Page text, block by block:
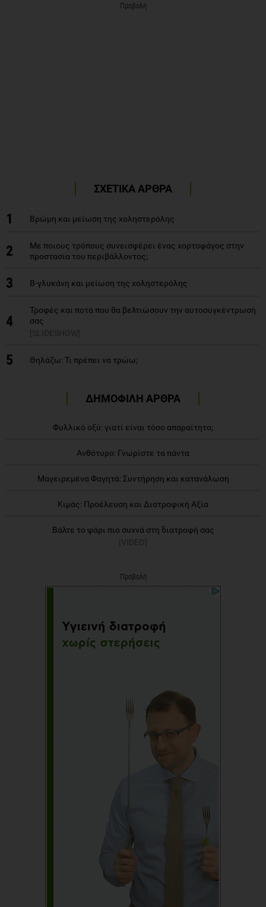
Προβολή
ΣΧΕΤΙΚΑ ΑΡΘΡΑ
1 Βρώμη και μείωση της χοληστερόλης
2
Με ποιους τρόπους συνεισφέρει ένας χορτοφάγος στην
προστασία του περιβάλλοντος;
3 Β-γλυκάνη και μείωση της χοληστερόλης
4
Τροφές και ποτά που θα βελτιώσουν την αυτοσυγκέντρωσή
σας
[SLIDESHOW]
5 Θηλάζω: Τι πρέπει να τρώω;
ΔΗΜΟΦΙΛΗ ΑΡΘΡΑ
Φυλλικό οξύ: γιατί είναι τόσο απαραίτητο;
Ανθότυρο: Γνωρίστε τα πάντα
Μαγειρεμένα Φαγητά: Συντήρηση και κατανάλωση
Κιμάς: Προέλευση και Διατροφική Αξία
Βάλτε το ψάρι πιο συχνά στη διατροφή σας
[VIDEO]
Προβολή